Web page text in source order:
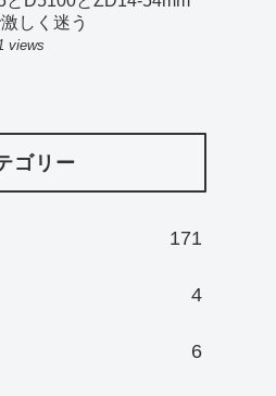
しく迷う
views
ゴリー
171
4
6